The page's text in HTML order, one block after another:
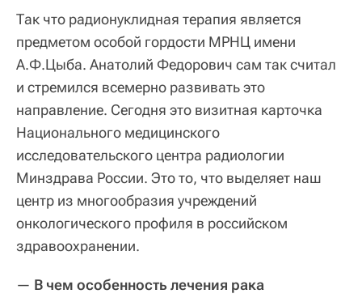
Так что радионуклидная терапия является
предметом особой гордости МРНЦ имени
А.Ф.Цыба. Анатолий Федорович сам так считал
и стремился всемерно развивать это
направление. Сегодня это визитная карточка
Национального медицинского
исследовательского центра радиологии
Минздрава России. Это то, что выделяет наш
центр из многообразия учреждений
онкологического профиля в российском
здравоохранении.
— В чем особенность лечения рака